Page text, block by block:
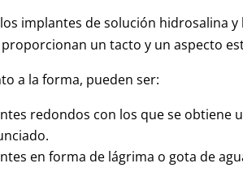
implantes de solución hidrosalina
un tacto y un aspecto
a la forma, pueden ser:
redondos con los que se obtiene
en forma de lágrima o gota de